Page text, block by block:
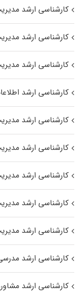
کارشناسی ارشد
کارشناسی ارشد
کارشناسی ارشد
کارشناسی ارشد
کارشناسی ارشد
کارشناسی ارشد
کارشناسی ارشد
کارشناسی ارشد
کارشناسی ارشد
کارشناسی ارشد
کارشناسی ارشد